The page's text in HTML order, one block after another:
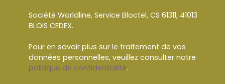
Société Worldline, Service Bloctel, CS 61311, 41013
BLOIS CEDEX.
Pour en savoir plus sur le traitement de vos
données personnelles, veuillez consulter notre
politique de confidentialité.